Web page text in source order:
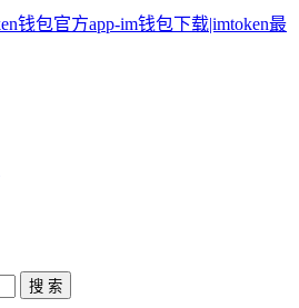
搜 索